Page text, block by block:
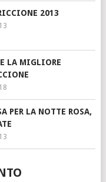
2013
LA MIGLIORE
PER LA NOTTE ROSA,